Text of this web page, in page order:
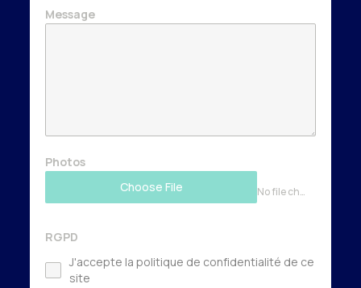
Message
Photos
Choose File
No file chosen
RGPD
J'accepte la politique de confidentialité de ce
site